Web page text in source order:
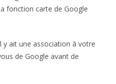
fonction carte de Google
y ait une association à votre
de Google avant de